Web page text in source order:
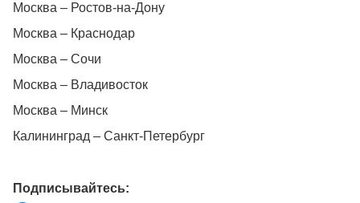
Москва – Ростов-на-Дону
Москва – Краснодар
Москва – Сочи
Москва – Владивосток
Москва – Минск
Калининград – Санкт-Петербург
Подписывайтесь: